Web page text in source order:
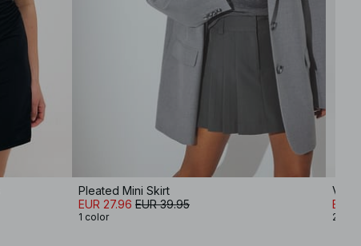
Pleated Mini Skirt
EUR 27.96 EUR 39.95
1 color
EUR
2